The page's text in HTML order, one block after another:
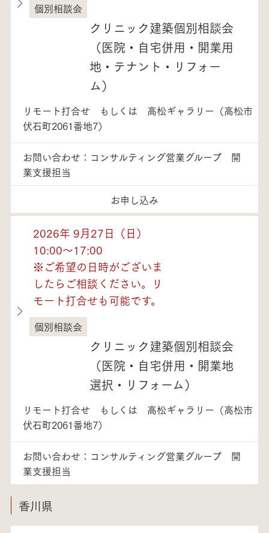
徳島県
個別相談会
クリニック建築個別相談会
（医院・自宅併用・開業用
地・テナント・リフォー
ム）
リモート打合せ もしくは 高松ギャラリー（高松市
伏石町2061番地7）
お問い合わせ：コンサルティング営業グループ 開
業支援担当
お申し込み
2026年 9月27日（日）
10:00～17:00
※ご希望の日時がございま
したらご相談ください。リ
モート打合せも可能です。
徳島県
個別相談会
クリニック建築個別相談会
（医院・自宅併用・開業地
選択・リフォーム）
リモート打合せ もしくは 高松ギャラリー（高松市
伏石町2061番地7）
お問い合わせ：コンサルティング営業グループ 開
業支援担当
香川県